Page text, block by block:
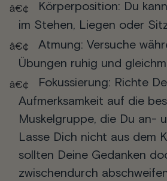
Körperposition: Du
im Stehen, Liegen oder
Atmung: Versuche
Übungen ruhig und
Fokussierung: Richte
Aufmerksamkeit auf die
Muskelgruppe, die Du an-
Lasse Dich nicht aus dem
sollten Deine Gedanken
zwischendurch